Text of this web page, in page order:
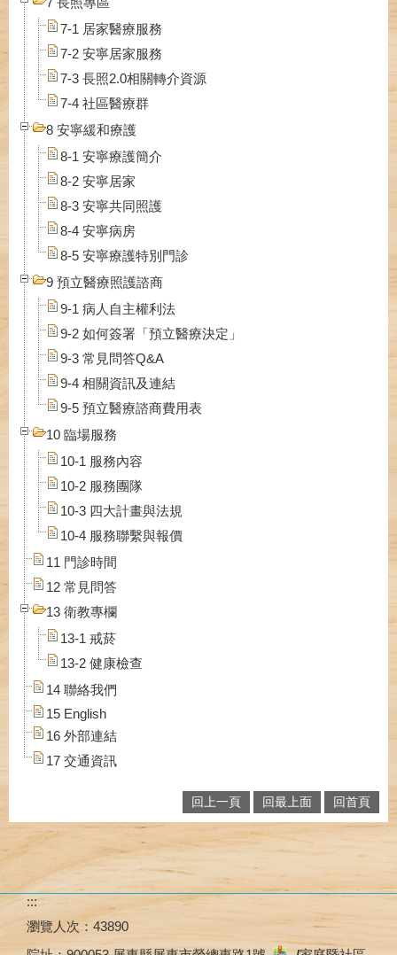
7-1 居家醫療服務
7-2 安寧居家服務
7-3 長照2.0相關轉介資源
7-4 社區醫療群
8 安寧緩和療護
8-1 安寧療護簡介
8-2 安寧居家
8-3 安寧共同照護
8-4 安寧病房
8-5 安寧療護特別門診
9 預立醫療照護諮商
9-1 病人自主權利法
9-2 如何簽署「預立醫療決定」
9-3 常見問答Q&A
9-4 相關資訊及連結
9-5 預立醫療諮商費用表
10 臨場服務
10-1 服務內容
10-2 服務團隊
10-3 四大計畫與法規
10-4 服務聯繫與報價
11 門診時間
12 常見問答
13 衛教專欄
13-1 戒菸
13-2 健康檢查
14 聯絡我們
15 English
16 外部連結
17 交通資訊
回上一頁 回最上面 回首頁
:::
瀏覽人次： 43890